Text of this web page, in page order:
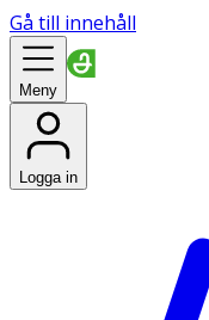
Gå till innehåll
Meny
Logga in